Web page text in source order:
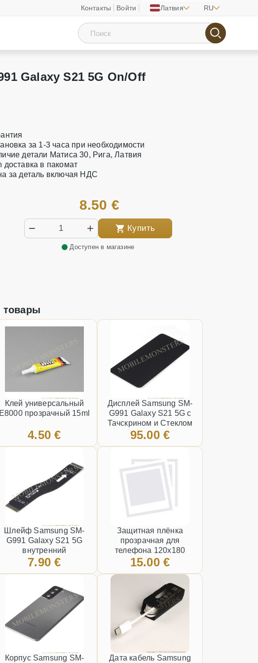
Контакты Войти Латвия RU
Galaxy S21 5G On/Off
8.50 €
Купить
Доступен в магазине
за 1-3 часа при необходимости
детали Матиса 30, Рига, Латвия
доставка в пакомат
за деталь включая НДС
товары
Клей универсальный
E8000 прозрачный 15ml
4.50 €
Дисплей Samsung SM-
G991 Galaxy S21 5G с
Тачскрином и Стеклом
*Восстановленный*
95.00 €
Шлейф Samsung SM-
G991 Galaxy S21 5G
внутренний
7.90 €
Защитная плёнка
прозрачная для
телефона 120x180
15.00 €
Корпус Samsung SM- Дата кабель Samsung